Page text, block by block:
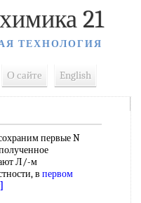
21
ТЕХНОЛОГИЯ
О сайте English
первые N
Л/-м
в первом